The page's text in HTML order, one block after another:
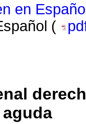
en
(